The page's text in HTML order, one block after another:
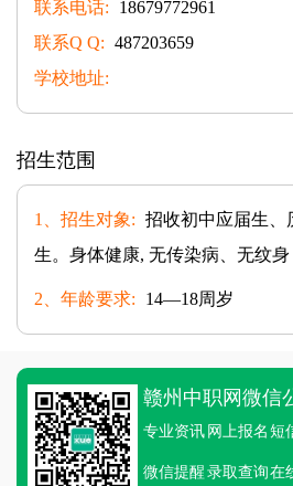
联系电话:
18679772961
联系Q Q: 487203659
学校地址:
招生范围
1、招生对象: 招收初中应届生、
生。身体健康, 无传染病、无纹身
2、年龄要求: 14—18周岁
赣州中职网微信
专业资讯 网上报名 短
微信提醒 录取查询在